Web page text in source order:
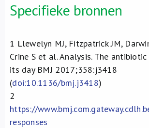
Specifieke bronnen
1 Llewelyn MJ, Fitzpatrick JM,
Crine S et al. Analysis. The
its day BMJ 2017;358:j3418
(doi:10.1136/bmj.j3418)
2
https://
responses